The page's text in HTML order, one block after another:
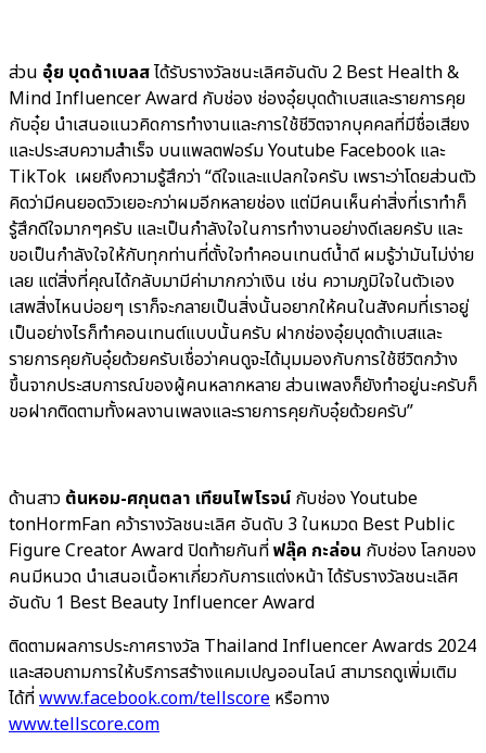
ส่วน อุ๋ย บุดด้าเบลสได้รับรางวัลชนะเลิศอันดับ 2 Best Health &
Mind Influencer Award กับช่อง ช่องอุ๋ยบุดด้าเบสและรายการคุย
กับอุ๋ย นำเสนอแนวคิดการทำงานและการใช้ชีวิตจากบุคคลที่มีชื่อเสียง
และประสบความสำเร็จ บนแพลตฟอร์ม Youtube Facebook และ
TikTok เผยถึงความรู้สึกว่า “ดีใจและแปลกใจครับ เพราะว่าโดยส่วนตัว
คิดว่ามีคนยอดวิวเยอะกว่าผมอีกหลายช่อง แต่มีคนเห็นค่าสิ่งที่เราทำก็
รู้สึกดีใจมากๆครับ และเป็นกำลังใจในการทำงานอย่างดีเลยครับ และ
ขอเป็นกำลังใจให้กับทุกท่านที่ตั้งใจทำคอนเทนต์น้ำดี ผมรู้ว่ามันไม่ง่าย
เลย แต่สิ่งที่คุณได้กลับมามีค่ามากกว่าเงิน เช่น ความภูมิใจในตัวเอง
เสพสิ่งไหนบ่อยๆ เราก็จะกลายเป็นสิ่งนั้นอยากให้คนในสังคมที่เราอยู่
เป็นอย่างไรก็ทำคอนเทนต์แบบนั้นครับ ฝากช่องอุ๋ยบุดด้าเบสและ
รายการคุยกับอุ๋ยด้วยครับเชื่อว่าคนดูจะได้มุมมองกับการใช้ชีวิตกว้าง
ขึ้นจากประสบการณ์ของผู้คนหลากหลาย ส่วนเพลงก็ยังทำอยู่นะครับก็
ขอฝากติดตามทั้งผลงานเพลงและรายการคุยกับอุ๋ยด้วยครับ”
ด้านสาว ต้นหอม-ศกุนตลา เทียนไพโรจน์ กับช่อง Youtube
tonHormFan คว้ารางวัลชนะเลิศ อันดับ 3 ในหมวด Best Public
Figure Creator Award ปิดท้ายกันที่ฟลุ๊ค กะล่อน กับช่อง โลกของ
คนมีหนวด นำเสนอเนื้อหาเกี่ยวกับการแต่งหน้า ได้รับรางวัลชนะเลิศ
อันดับ 1 Best Beauty Influencer Award
ติดตามผลการประกาศรางวัล Thailand Influencer Awards 2024
และสอบถามการให้บริการสร้างแคมเปญออนไลน์ สามารถดูเพิ่มเติม
ได้ที่www.facebook.com/tellscore หรือทาง
www.tellscore.com